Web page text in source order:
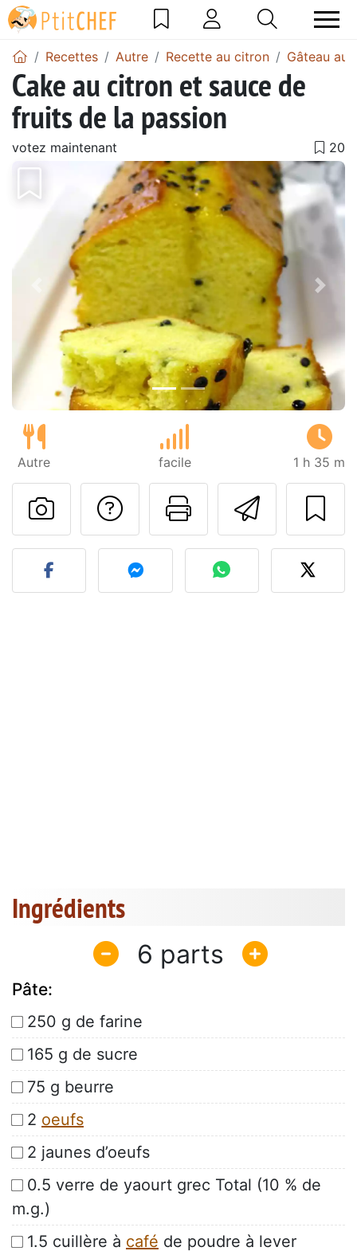
Recettes Autre Recette au citron Gâteau au
Cake au citron et sauce de
fruits de la passion
votez maintenant
Précédent
Autre facile 1 h 35 m
Imprimer
Poser une
Publier votre photo de
Ingrédients
6
Pâte:
250 g de farine
165 g de sucre
75 g beurre
2 oeufs
2 jaunes d’oeufs
0.5 verre de yaourt grec Total (10 % de
m.g.)
1.5 cuillère à café de poudre à lever